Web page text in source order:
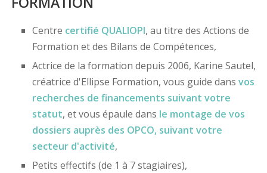
Centre certifié QUALIOPI, au titre des Actions de
Formation et des Bilans de Compétences,
Actrice de la formation depuis 2006, Karine Sautel,
créatrice d'Ellipse Formation, vous guide dans vos
recherches de financements suivant votre
statut, et vous épaule dans le montage de vos
dossiers auprès des OPCO, suivant votre
secteur d'activité,
Petits effectifs (de 1 à 7 stagiaires),